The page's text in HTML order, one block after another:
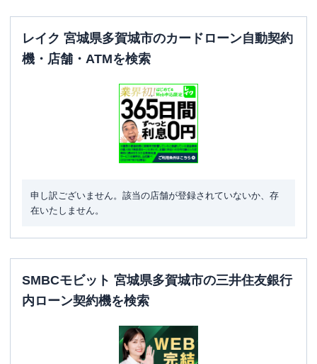
レイク 宮城県多賀城市のカードローン自動契約
機・店舗・ATMを検索
申し訳ございません。該当の店舗が登録されていないか、存
在いたしません。
SMBCモビット 宮城県多賀城市の三井住友銀行
内ローン契約機を検索